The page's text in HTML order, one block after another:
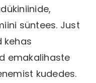
süntees. Just
kehas
emakalihaste
kudedes.